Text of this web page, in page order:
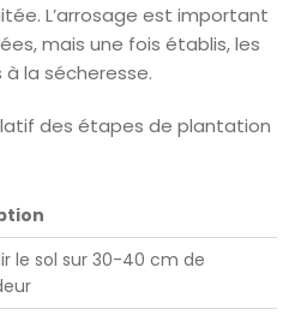
L’arrosage est important
mais une fois établis, les
la sécheresse.
des étapes de plantation
le sol sur 30-40 cm de